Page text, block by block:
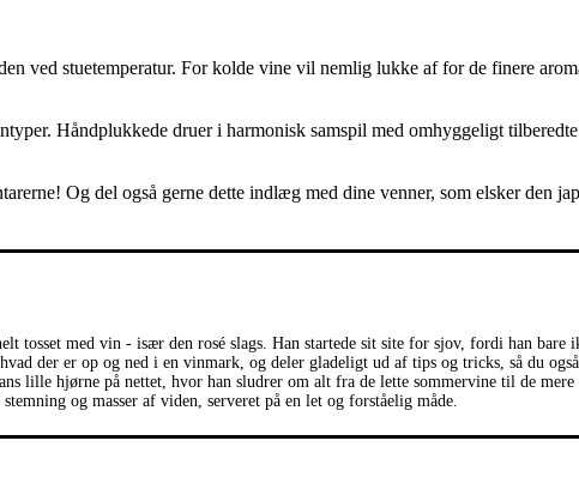
ved stuetemperatur. For kolde vine vil nemlig lukke af for de finere
Håndplukkede druer i harmonisk samspil med omhyggeligt tilberedte
Og del også gerne dette indlæg med dine venner, som elsker den
tosset med vin - især den rosé slags. Han startede sit site for sjov, fordi han bare
der er op og ned i en vinmark, og deler gladeligt ud af tips og tricks, så du også
lille hjørne på nettet, hvor han sludrer om alt fra de lette sommervine til de mere
og masser af viden, serveret på en let og forståelig måde.